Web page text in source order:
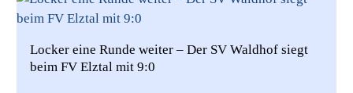
Locker eine Runde weiter – Der SV Waldhof siegt
beim FV Elztal mit 9:0